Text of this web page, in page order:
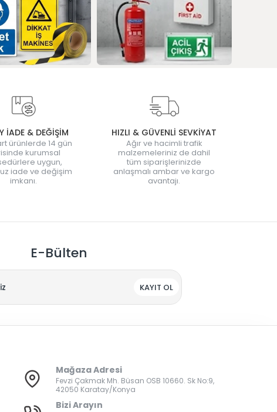
İADE & DEĞİŞİM
ürünlerde 14 gün
kurumsal
uygun,
iade ve değişim
imkanı.
HIZLI & GÜVENLİ SEVKİYAT
Ağır ve hacimli trafik
malzemeleriniz de dahil
tüm siparişlerinizde
anlaşmalı ambar ve kargo
avantajı.
E-Bülten
KAYIT OL
Mağaza Adresi
Fevzi Çakmak Mh. Büsan OSB 10660. Sk No:9,
42050 Karatay/Konya
Bizi Arayın